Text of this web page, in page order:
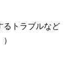
るトラブルなど